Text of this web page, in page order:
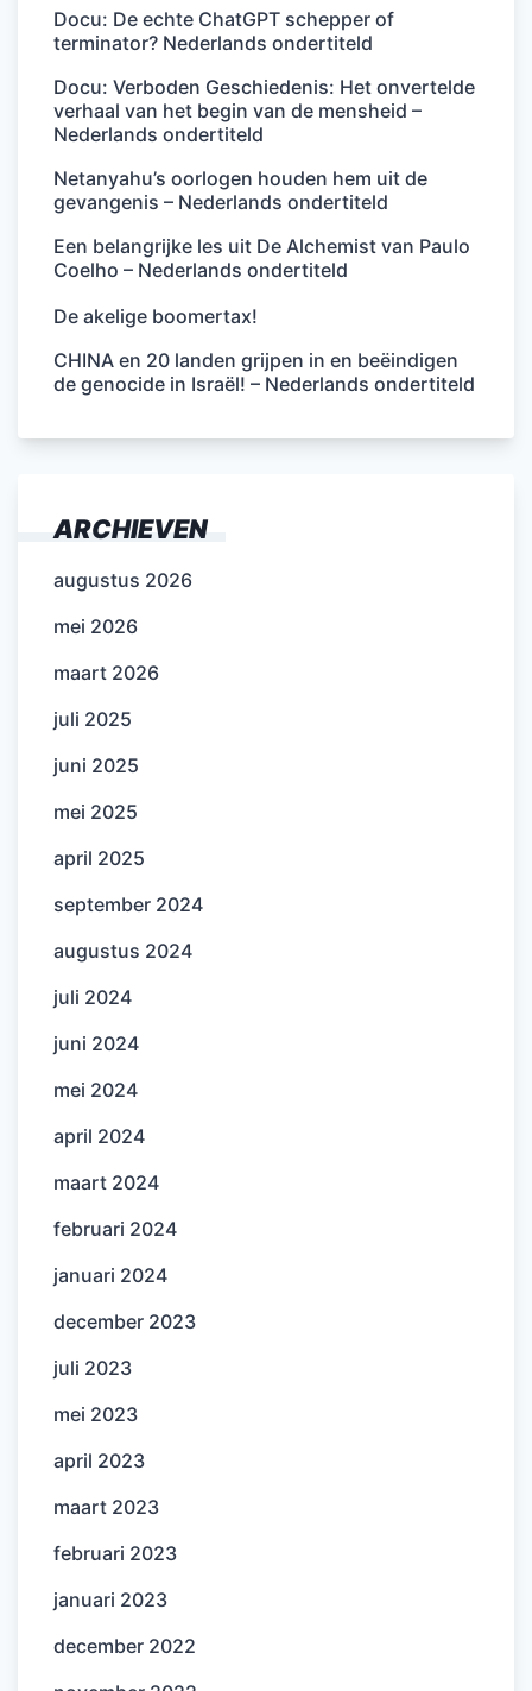
Docu: De echte ChatGPT schepper of
terminator? Nederlands ondertiteld
Docu: Verboden Geschiedenis: Het onvertelde
verhaal van het begin van de mensheid –
Nederlands ondertiteld
Netanyahu’s oorlogen houden hem uit de
gevangenis – Nederlands ondertiteld
Een belangrijke les uit De Alchemist van Paulo
Coelho – Nederlands ondertiteld
De akelige boomertax!
CHINA en 20 landen grijpen in en beëindigen
de genocide in Israël! – Nederlands ondertiteld
ARCHIEVEN
augustus 2026
mei 2026
maart 2026
juli 2025
juni 2025
mei 2025
april 2025
september 2024
augustus 2024
juli 2024
juni 2024
mei 2024
april 2024
maart 2024
februari 2024
januari 2024
december 2023
juli 2023
mei 2023
april 2023
maart 2023
februari 2023
januari 2023
december 2022